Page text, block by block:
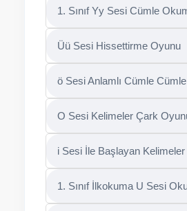
1. Sınıf Yy Sesi Cümle
Üü Sesi Hissettirme Oyunu
ö Sesi Anlamlı Cümle
O Sesi Kelimeler Çark
i Sesi İle Başlayan
1. Sınıf İlkokuma U Sesi